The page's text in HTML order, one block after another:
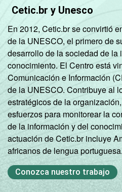
a Internet há menos
relação ao momento
Respostas
apresentado se
resultados da
coletados entre
de 2013.
Veja a tabela com as
este indicador.
Fonte: NIC.br - out/
Cetic.br y Unesco
En 2012, Cetic.br se convirtió
de la UNESCO, el primero de
desarrollo de la sociedad de la
conocimiento. El Centro está
Comunicación e Información
de la UNESCO. Contribuye al
estratégicos de la
esfuerzos para monitorear la
de la información y del
actuación de Cetic.br incluye
africanos de lengua portuguesa.
Conozca nuestro trabajo